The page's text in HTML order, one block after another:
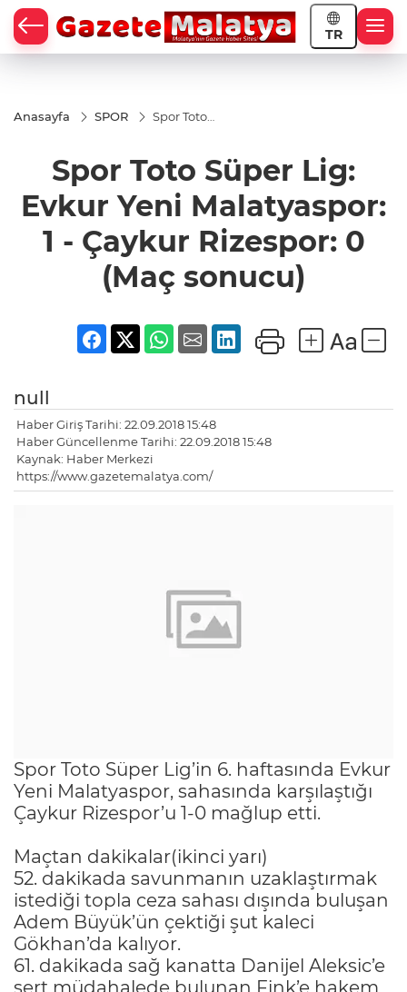
TR
Anasayfa SPOR
Spor Toto
Malatyaspor:
1 - Çaykur
(Maç
sonucu)
Spor Toto Süper Lig:
Evkur Yeni Malatyaspor:
1 - Çaykur Rizespor: 0
(Maç sonucu)
null
Haber Giriş Tarihi: 22.09.2018 15:48
Haber Güncellenme Tarihi: 22.09.2018 15:48
Kaynak: Haber Merkezi
https://www.gazetemalatya.com/
Spor Toto Süper Lig’in 6. haftasında Evkur
Yeni Malatyaspor, sahasında karşılaştığı
Çaykur Rizespor’u 1-0 mağlup etti.
Maçtan dakikalar(ikinci yarı)
52. dakikada savunmanın uzaklaştırmak
istediği topla ceza sahası dışında buluşan
Adem Büyük’ün çektiği şut kaleci
Gökhan’da kalıyor.
61. dakikada sağ kanatta Danijel Aleksic’e
sert müdahalede bulunan Fink’e hakem